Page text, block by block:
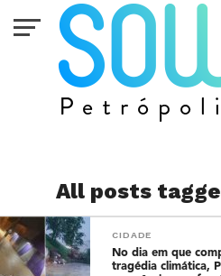
All posts
CIDADE
No dia em que
tragédia climática,